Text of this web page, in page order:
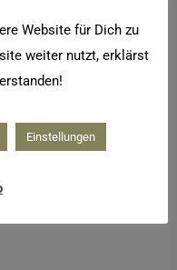
Website für Dich zu
weiter nutzt, erklärst
Einstellungen